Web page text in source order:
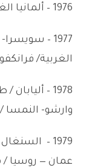
1976 – ألمانيا الغربية / برلين / درسن
1977 –
الغربية/
1978 –
وارشو- النمسا /
1979 –
عمان — روسيا